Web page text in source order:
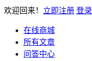
欢迎回来！ 立即注册 登录
在线商城
所有文章
问答中心